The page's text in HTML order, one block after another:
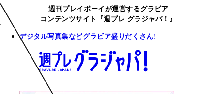
週刊プレイボーイが運営するグラビア
コンテンツサイト『週プレ グラジャパ！』
デジタル写真集などグラビア盛りだくさん!